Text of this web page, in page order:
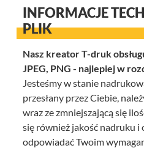
INFORMACJE
PLIK
Nasz kreator T-druk
JPEG, PNG - najlepiej w
Jesteśmy w stanie
przesłany przez Ciebie,
wraz ze zmniejszającą się
się również jakość nadruku
odpowiadać Twoim